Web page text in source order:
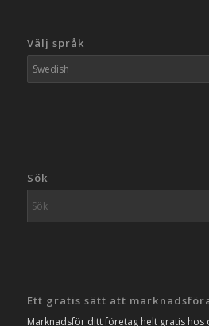
Välj språk
Sök
Ett gratis sätt att
Marknadsför ditt företag helt gratis hos